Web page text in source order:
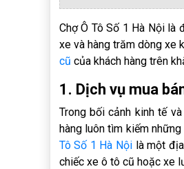
Chợ Ô Tô Số 1 Hà Nội là
xe và hàng trăm dòng xe
cũ của khách hàng trên
1. Dịch vụ mua
Trong bối cảnh kinh tế
hàng luôn tìm kiếm
Tô Số 1 Hà Nội là một
chiếc xe ô tô cũ hoặc xe